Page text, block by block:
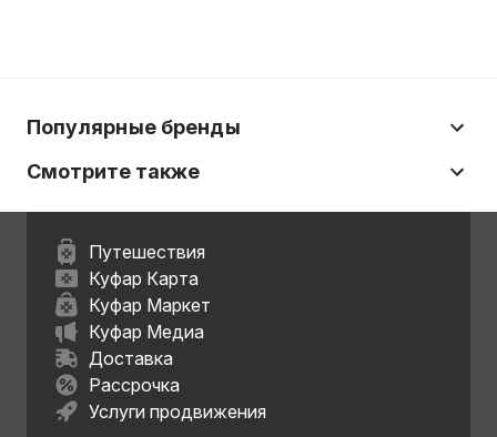
Популярные бренды
Смотрите также
Путешествия
Куфар Карта
Куфар Маркет
Куфар Медиа
Доставка
Рассрочка
Услуги продвижения